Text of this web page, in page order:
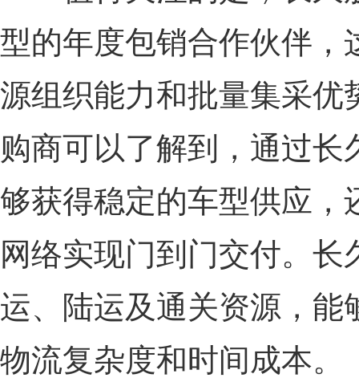
型的年度包销合作伙伴，
源组织能力和批量集采优
购商可以了解到，通过
够获得稳定的车型供应，
网络实现门到门交付。
运、陆运及通关资源，能
物流复杂度和时间成本。